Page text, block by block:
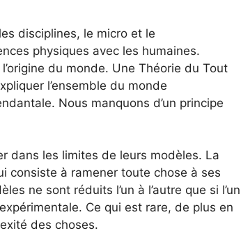
disciplines, le micro et le
physiques avec les humaines.
du monde. Une Théorie du Tout
l’ensemble du monde
Nous manquons d’un principe
dans les limites de leurs modèles. La
consiste à ramener toute chose à ses
ne sont réduits l’un à l’autre que si l’un
Ce qui est rare, de plus en
des choses.